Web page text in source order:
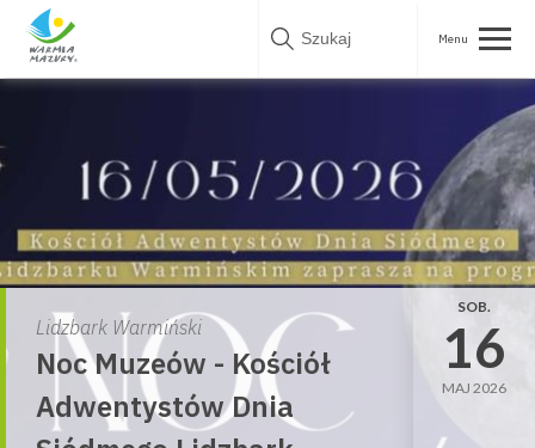
Skip
Lidzbark Warmiński
Noc Muzeów - Kościół
Adwentystów Dnia
SOB.
16
MAJ 2026